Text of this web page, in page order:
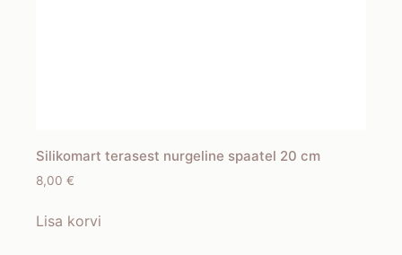
Silikomart terasest nurgeline spaatel 20 cm
8,00 €
Lisa korvi